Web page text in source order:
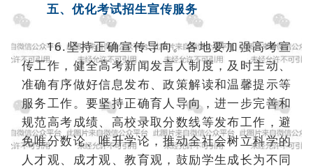
五、优化考试招生宣传服务
16.坚持正确宣传导向。各地要加强高考宣
传工作，健全高考新闻发言人制度，及时主动、
准确有序做好信息发布、政策解读和温馨提示等
服务工作。要坚持正确育人导向，进一步完善和
规范高考成绩、高校录取分数线等发布工作，避
免唯分数论、唯升学论，推动全社会树立科学的
人才观、成才观、教育观，鼓励学生成长为不同